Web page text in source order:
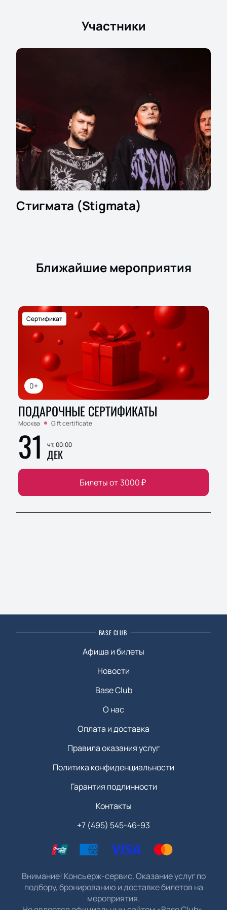
Участники
Стигмата (Stigmata)
Ближайшие мероприятия
0+
Сертификат
ПОДАРОЧНЫЕ СЕРТИФИКАТЫ
Москва Gift certificate
31 чт, 00:00
ДЕК
Билеты от 3000₽
BASE CLUB
Афиша и билеты
Новости
Base Club
О нас
Оплата и доставка
Правила оказания услуг
Политика конфиденциальности
Гарантия подлинности
Контакты
+7 (495) 545-46-93
Внимание! Консьерж-сервис. Оказание услуг по
подбору, бронированию и доставке билетов на
мероприятия.